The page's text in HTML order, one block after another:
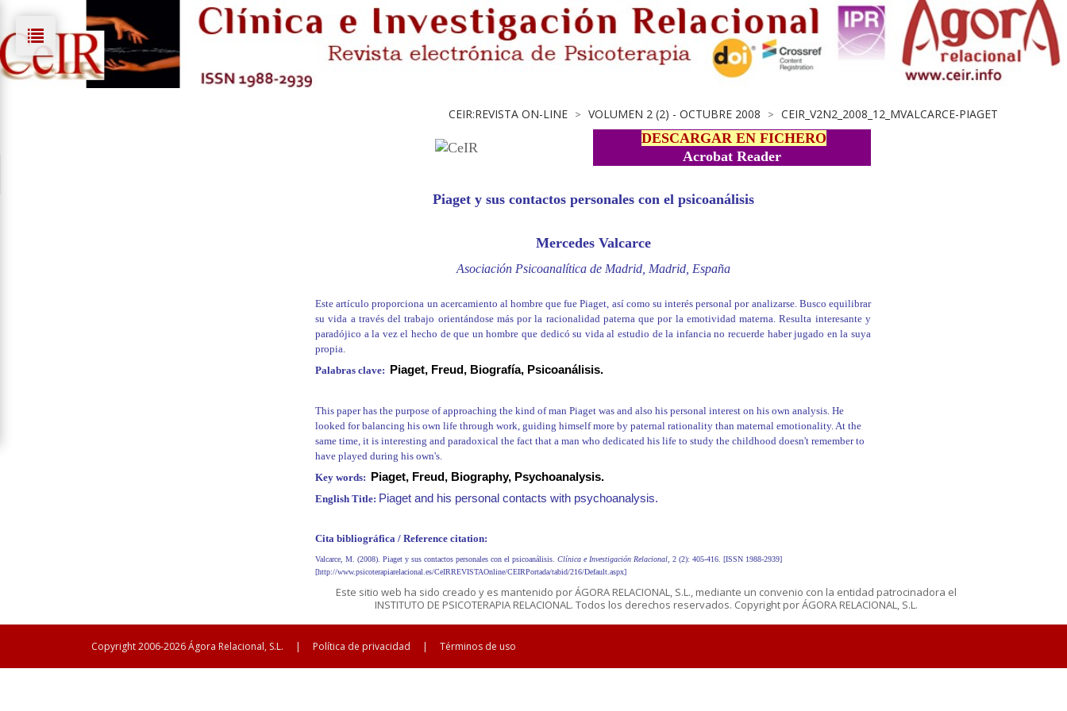
CEIR:REVISTA ON-LINE > VOLUMEN 2 (2) - OCTUBRE 2008 > CEIR_V2N2_2008_12_MVALCARCE-PIAGET
DESCARGAR EN FICHERO
Acrobat Reader
Piaget y sus contactos personales con el psicoanálisis
Mercedes Valcarce
Asociación Psicoanalítica de Madrid, Madrid, España
Este artículo proporciona un acercamiento al hombre que fue Piaget, así como su interés personal por analizarse. Busco equilibrar
su vida a través del trabajo orientándose más por la racionalidad paterna que por la emotividad materna. Resulta intere­sante y
paradójico a la vez el hecho de que un hombre que dedicó su vida al estudio de la infancia no recuerde haber jugado en la suya
propia.
Palabras clave:
Piaget, Freud, Biografía, Psicoanálisis.
This paper has the purpose of approaching the kind of man Piaget was and also his personal interest on his own analysis. He
looked for balancing his own life through work, guiding himself more by paternal rationality than maternal emotionality. At the
same time, it is interesting and paradoxical the fact that a man who dedicated his life to study the childhood doesn't remember to
have played during his own's.
Key words:
Piaget, Freud, Biography, Psychoanalysis.
English Title: Piaget and his personal contacts with psychoanalysis.
Cita bibliográfica / Reference citation:
Valcarce, M. (2008). Piaget y sus contactos personales con el psicoanálisis. Clínica e Investigación Relacional , 2 (2): 405-416. [ISSN 1988-2939]
[http://www.psicoterapiarelacional.es/CeIRREVISTAOnline/CEIRPortada/tabid/216/Default.aspx]
Este sitio web ha sido creado y es mantenido por ÁGORA RELACIONAL, S.L., mediante un convenio con la entidad patrocinadora el
INSTITUTO DE PSICOTERAPIA RELACIONAL. Todos los derechos reservados. Copyright por ÁGORA RELACIONAL, S.L.
Copyright 2006-2026 Ágora Relacional, S.L. | Política de privacidad | Términos de uso